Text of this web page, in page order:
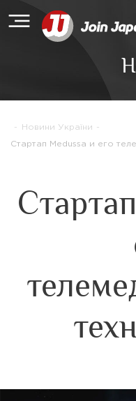
- Новини України -
Стартап Medussa и его